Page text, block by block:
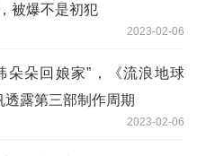
被爆不是初犯
2023-02-06
朵朵回娘家”，《流浪地球
透露第三部制作周期
2023-02-06